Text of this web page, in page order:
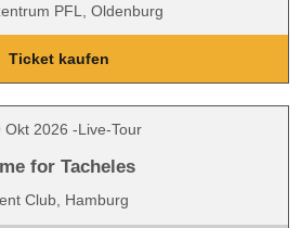
PFL, Oldenburg
Ticket kaufen
Okt 2026 -Live-Tour
for Tacheles
Club, Hamburg